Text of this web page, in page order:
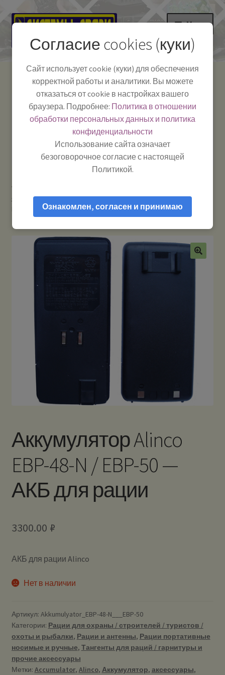
Перейти
навигации
Перейти
содержимому
Меню
Как пользоваться
Полезная информация
Мой аккаунт
Системы Связи:
г. Красноярск, ул.
Работаем:Пн-Пт:
10:00–18:00
-
Телефон:+7-
391-249-1040
Тел.|WA|Telegram:
+79029904090
строителей / туристов / охоты и рыбалки
Аккумулятор Alinco
EBP-48-N / EBP-50 — АКБ для рации
Аккумулятор Alinco
EBP-48-N / EBP-50 —
АКБ для рации
3300.00 ₽
АКБ для рации Alinco
Нет в наличии
Артикул: Akkumulyator_EBP-48-N___EBP-50
Категории: Рации для охраны / строителей / туристов /
охоты и рыбалки, Рации и антенны, Рации портативные
носимые и ручные, Тангенты для раций / гарнитуры и
прочие аксессуары
Метки: Accumulator, Alinco, Аккумулятор, аксессуары,
Согласие cookies (куки)
Сайт использует cookie (куки) для обеспечения
корректной работы и аналитики. Вы можете
отказаться от cookie в настройках вашего
браузера. Подробнее: Политика в отношении
обработки персональных данных и политика
конфиденциальности
Использование сайта означает
безоговорочное согласие с настоящей
Политикой.
Ознакомлен, согласен и принимаю